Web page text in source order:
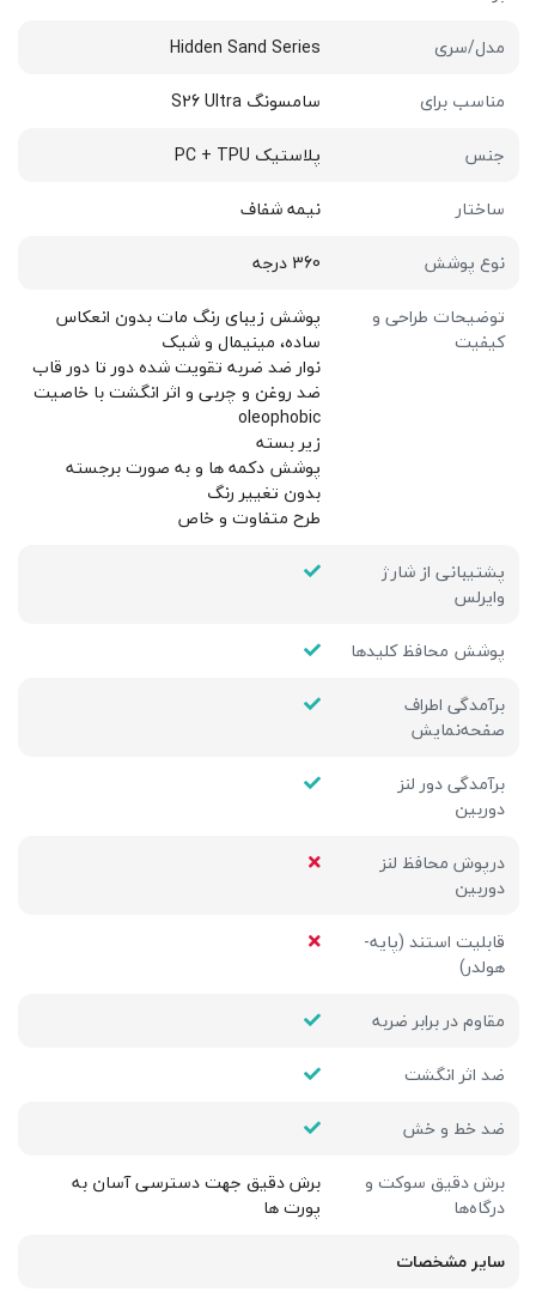
مدل/سری
Hidden Sand Series
مناسب برای
سامسونگ S26 Ultra
جنس
پلاستیک PC + TPU
ساختار
نیمه شفاف
نوع پوشش
360 درجه
توضیحات طراحی و
کیفیت
پوشش زیبای رنگ مات بدون انعکاس
ساده، مینیمال و شیک
نوار ضد ضربه تقویت شده دور تا دور قاب
ضد روغن و چربی و اثر انگشت با خاصیت
oleophobic
زیر بسته
پوشش دکمه ها و به صورت برجسته
بدون تغییر رنگ
طرح متفاوت و خاص
پشتیبانی از شارژ
وایرلس
پوشش محافظ کلیدها
برآمدگی اطراف
صفحه‌نمایش
برآمدگی دور لنز
دوربین
درپوش محافظ لنز
دوربین
قابلیت استند (پایه-
هولدر)
مقاوم در برابر ضربه
ضد اثر انگشت
ضد خط و خش
برش دقیق سوکت و
درگاه‌ها
برش دقیق جهت دسترسی آسان به
پورت ها
سایر مشخصات